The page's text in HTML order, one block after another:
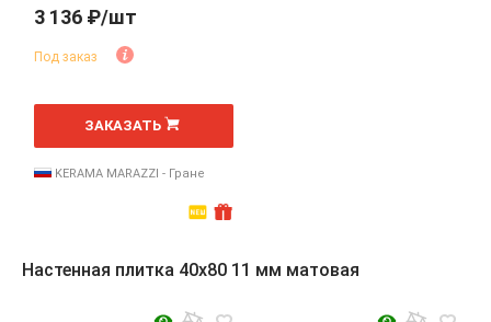
3 136 ₽/шт
Под заказ
шт
ЗАКАЗАТЬ
KERAMA MARAZZI - Гране
Настенная плитка 40x80 11 мм матовая